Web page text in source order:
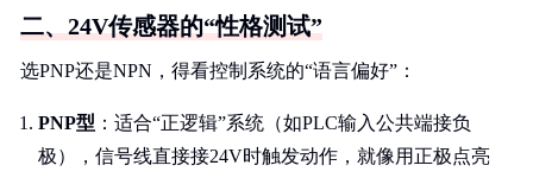
二、24V传感器的“性格测试”
选PNP还是NPN，得看控制系统的“语言偏好”：
PNP型 ：适合“正逻辑”系统（如PLC输入公共端接负
极），信号线直接接24V时触发动作，就像用正极点亮